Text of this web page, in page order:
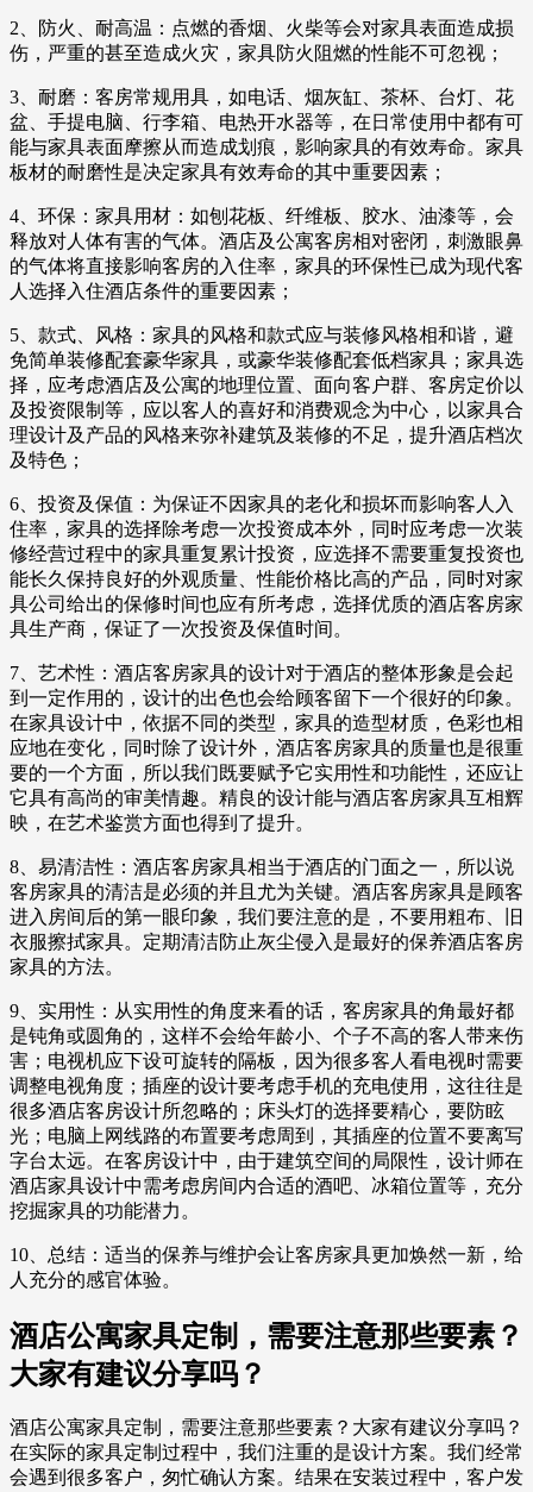
2、防火、耐高温：点燃的香烟、火柴等会对家具表面造成损
伤，严重的甚至造成火灾，家具防火阻燃的性能不可忽视；
3、耐磨：客房常规用具，如电话、烟灰缸、茶杯、台灯、花
盆、手提电脑、行李箱、电热开水器等，在日常使用中都有可
能与家具表面摩擦从而造成划痕，影响家具的有效寿命。家具
板材的耐磨性是决定家具有效寿命的其中重要因素；
4、环保：家具用材：如刨花板、纤维板、胶水、油漆等，会
释放对人体有害的气体。酒店及公寓客房相对密闭，刺激眼鼻
的气体将直接影响客房的入住率，家具的环保性已成为现代客
人选择入住酒店条件的重要因素；
5、款式、风格：家具的风格和款式应与装修风格相和谐，避
免简单装修配套豪华家具，或豪华装修配套低档家具；家具选
择，应考虑酒店及公寓的地理位置、面向客户群、客房定价以
及投资限制等，应以客人的喜好和消费观念为中心，以家具合
理设计及产品的风格来弥补建筑及装修的不足，提升酒店档次
及特色；
6、投资及保值：为保证不因家具的老化和损坏而影响客人入
住率，家具的选择除考虑一次投资成本外，同时应考虑一次装
修经营过程中的家具重复累计投资，应选择不需要重复投资也
能长久保持良好的外观质量、性能价格比高的产品，同时对家
具公司给出的保修时间也应有所考虑，选择优质的酒店客房家
具生产商，保证了一次投资及保值时间。
7、艺术性：酒店客房家具的设计对于酒店的整体形象是会起
到一定作用的，设计的出色也会给顾客留下一个很好的印象。
在家具设计中，依据不同的类型，家具的造型材质，色彩也相
应地在变化，同时除了设计外，酒店客房家具的质量也是很重
要的一个方面，所以我们既要赋予它实用性和功能性，还应让
它具有高尚的审美情趣。精良的设计能与酒店客房家具互相辉
映，在艺术鉴赏方面也得到了提升。
8、易清洁性：酒店客房家具相当于酒店的门面之一，所以说
客房家具的清洁是必须的并且尤为关键。酒店客房家具是顾客
进入房间后的第一眼印象，我们要注意的是，不要用粗布、旧
衣服擦拭家具。定期清洁防止灰尘侵入是最好的保养酒店客房
家具的方法。
9、实用性：从实用性的角度来看的话，客房家具的角最好都
是钝角或圆角的，这样不会给年龄小、个子不高的客人带来伤
害；电视机应下设可旋转的隔板，因为很多客人看电视时需要
调整电视角度；插座的设计要考虑手机的充电使用，这往往是
很多酒店客房设计所忽略的；床头灯的选择要精心，要防眩
光；电脑上网线路的布置要考虑周到，其插座的位置不要离写
字台太远。在客房设计中，由于建筑空间的局限性，设计师在
酒店家具设计中需考虑房间内合适的酒吧、冰箱位置等，充分
挖掘家具的功能潜力。
10、总结：适当的保养与维护会让客房家具更加焕然一新，给
人充分的感官体验。
酒店公寓家具定制，需要注意那些要素？
大家有建议分享吗？
酒店公寓家具定制，需要注意那些要素？大家有建议分享吗？
在实际的家具定制过程中，我们注重的是设计方案。我们经常
会遇到很多客户，匆忙确认方案。结果在安装过程中，客户发